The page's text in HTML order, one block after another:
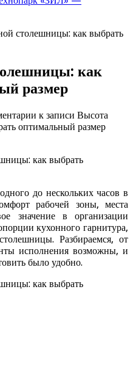
столешницы: как выбрать
как
размер
к записи Высота
оптимальный размер
до нескольких часов в
рабочей зоны, места
значение в организации
кухонного гарнитура,
Разбираемся, от
исполнения возможны, и
было удобно.